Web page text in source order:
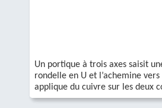
Un portique à trois axes saisit
rondelle en U et l’achemine
applique du cuivre sur les deux